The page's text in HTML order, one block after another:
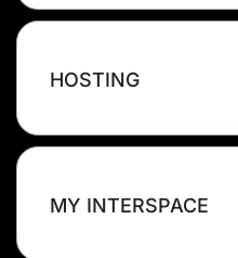
HOSTING
MY INTERSPACE